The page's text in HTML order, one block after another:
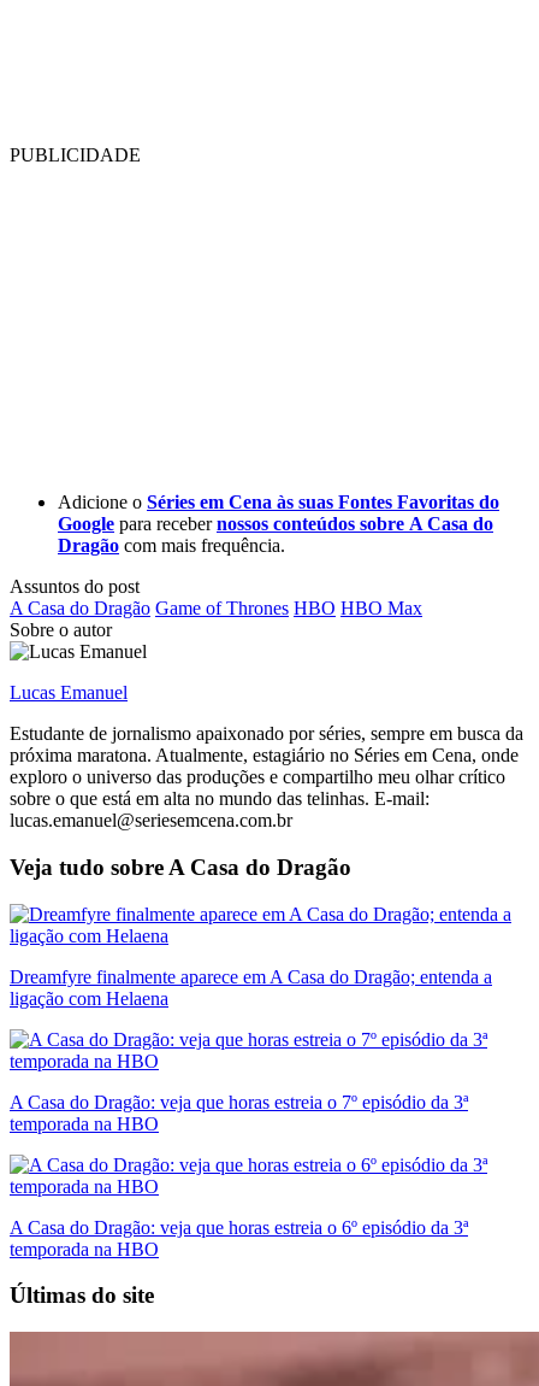
PUBLICIDADE
Adicione o Séries em Cena às suas Fontes Favoritas do
Google para recebernossos conteúdos sobre A Casa do
Dragão com mais frequência.
Assuntos do post
A Casa do Dragão Game of Thrones HBO HBO Max
Sobre o autor
Lucas Emanuel
Estudante de jornalismo apaixonado por séries, sempre em busca da
próxima maratona. Atualmente, estagiário no Séries em Cena, onde
exploro o universo das produções e compartilho meu olhar crítico
sobre o que está em alta no mundo das telinhas. E-mail:
lucas.emanuel@seriesemcena.com.br
Veja tudo sobre A Casa do Dragão
Dreamfyre finalmente aparece em A Casa do Dragão; entenda a
ligação com Helaena
A Casa do Dragão: veja que horas estreia o 7º episódio da 3ª
temporada na HBO
A Casa do Dragão: veja que horas estreia o 6º episódio da 3ª
temporada na HBO
Últimas do site